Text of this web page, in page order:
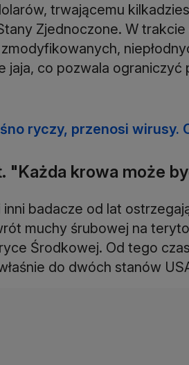
trwającemu
Zjednoczone. W
jaja, co pozwala
ryczy, przenosi wirusy.
"Każda krowa może
badacze od lat
muchy śrubowej na
Środkowej. Od tego
do dwóch stanów